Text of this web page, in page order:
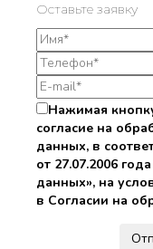
Оставьте заявку
Нажимая
согласие на
данных, в
от 27.07.2006
данных», на
в Согласии на